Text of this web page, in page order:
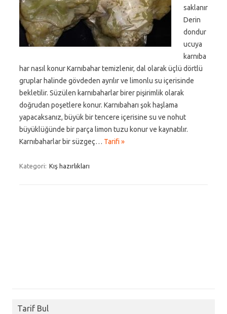
saklanır
Derin
dondur
ucuya
karnıba
har nasıl konur Karnıbahar temizlenir, dal olarak üçlü dörtlü
gruplar halinde gövdeden ayrılır ve limonlu su içerisinde
bekletilir. Süzülen karnıbaharlar birer pişirimlik olarak
doğrudan poşetlere konur. Karnıbaharı şok haşlama
yapacaksanız, büyük bir tencere içerisine su ve nohut
büyüklüğünde bir parça limon tuzu konur ve kaynatılır.
Karnıbaharlar bir süzgeç… Tarifi »
Kategori: Kış hazırlıkları
Tarif Bul